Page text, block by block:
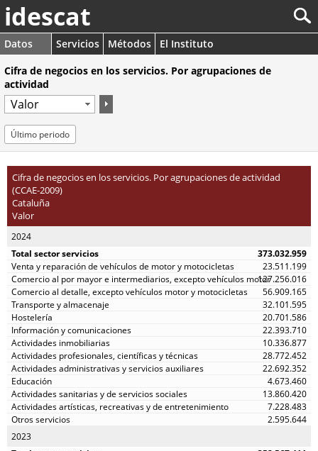
idescat
Datos Servicios Métodos
El Instituto
Cifra de negocios en los servicios. Por agrupaciones de
actividad
Último periodo
Cifra de negocios en los servicios. Por agrupaciones de actividad
(CCAE-2009)
Cataluña
Valor
2024
373.032.959
23.511.199
127.256.016
56.909.165
32.101.595
20.701.586
22.393.710
10.336.877
28.772.452
22.692.352
4.673.460
13.860.420
7.228.483
2.595.644
2023